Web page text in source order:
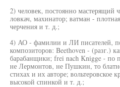
2) человек, постоянно мастерящий
ловкач, махинатор; ватман -
черчения и т. д.;
4) АО - фамилии и ЛИ писателей,
композиторов: Beethoven - (разг.)
барабанщики; frei nach Knigge - по
не Лермонтов, не Пушкин, то
стихах и их авторе; вольтеровское
высокой спинкой и т. д.;